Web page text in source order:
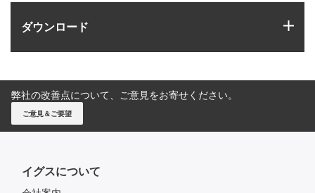
ダウンロード
弊社の改善点について、ご意見をお寄せください。
ご意見＆ご要望
イグスについて